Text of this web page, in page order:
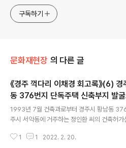
approach will be to resist any
generalized viewpoint
구독하기
문화재현장 의 다른 글
《경주 꺽다리 이채경 회고록》(6) 경
동 376번지 단독주택 신축부지 발
행정소송
1993년 7월 건축과로부터 경주시 황남동
주시 서악동에 거주하는 정인환 씨의 건축허가
에는 사적 제40호 경주 황남리고분군, 사적 제
1 1 2022. 2. 20.